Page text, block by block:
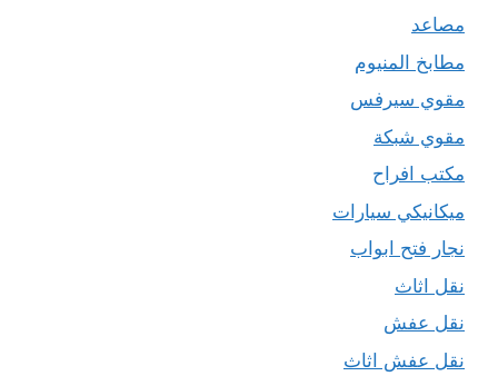
مصاعد
مطابخ المنيوم
مقوي سيرفس
مقوي شبكة
مكتب افراح
ميكانيكي سيارات
نجار فتح ابواب
نقل اثاث
نقل عفش
نقل عفش اثاث